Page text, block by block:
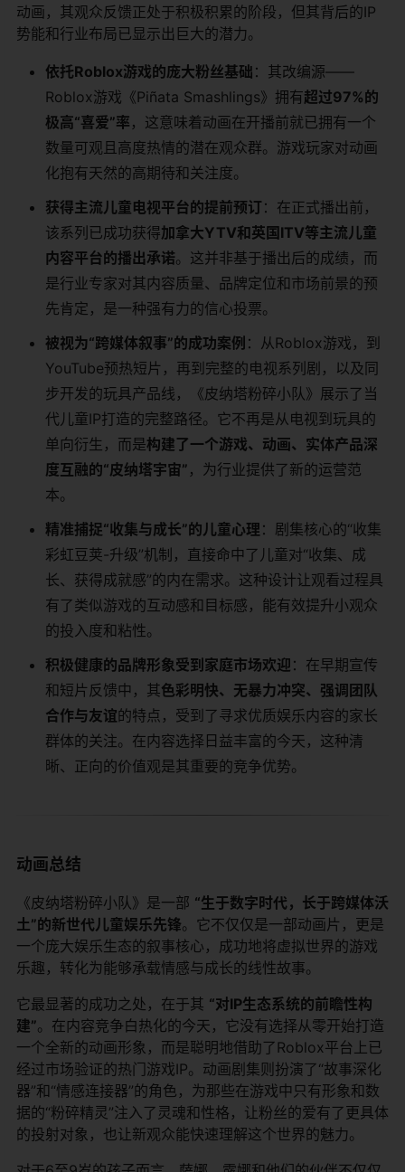
动画，其观众反馈正处于积极积累的阶段，但其背后的IP
势能和行业布局已显示出巨大的潜力。
依托Roblox游戏的庞大粉丝基础 ：其改编源——
Roblox游戏《Piñata Smashlings》拥有超过97%的
极高“喜爱”率 ，这意味着动画在开播前就已拥有一个
数量可观且高度热情的潜在观众群。游戏玩家对动画
化抱有天然的高期待和关注度。
获得主流儿童电视平台的提前预订 ：在正式播出前，
该系列已成功获得加拿大YTV和英国ITV等主流儿童
内容平台的播出承诺。这并非基于播出后的成绩，而
是行业专家对其内容质量、品牌定位和市场前景的预
先肯定，是一种强有力的信心投票。
被视为“跨媒体叙事”的成功案例 ：从Roblox游戏，到
YouTube预热短片，再到完整的电视系列剧，以及同
步开发的玩具产品线，《皮纳塔粉碎小队》展示了当
代儿童IP打造的完整路径。它不再是从电视到玩具的
单向衍生，而是构建了一个游戏、动画、实体产品深
度互融的“皮纳塔宇宙” ，为行业提供了新的运营范
本。
精准捕捉“收集与成长”的儿童心理 ：剧集核心的“收集
彩虹豆荚-升级”机制，直接命中了儿童对“收集、成
长、获得成就感”的内在需求。这种设计让观看过程具
有了类似游戏的互动感和目标感，能有效提升小观众
的投入度和粘性。
积极健康的品牌形象受到家庭市场欢迎 ：在早期宣传
和短片反馈中，其色彩明快、无暴力冲突、强调团队
合作与友谊的特点，受到了寻求优质娱乐内容的家长
群体的关注。在内容选择日益丰富的今天，这种清
晰、正向的价值观是其重要的竞争优势。
动画总结
《皮纳塔粉碎小队》是一部 “生于数字时代，长于跨媒体沃
土”的新世代儿童娱乐先锋。它不仅仅是一部动画片，更是
一个庞大娱乐生态的叙事核心，成功地将虚拟世界的游戏
乐趣，转化为能够承载情感与成长的线性故事。
它最显著的成功之处，在于其 “对IP生态系统的前瞻性构
建”。在内容竞争白热化的今天，它没有选择从零开始打造
一个全新的动画形象，而是聪明地借助了Roblox平台上已
经过市场验证的热门游戏IP。动画剧集则扮演了“故事深化
器”和“情感连接器”的角色，为那些在游戏中只有形象和数
据的“粉碎精灵”注入了灵魂和性格，让粉丝的爱有了更具体
的投射对象，也让新观众能快速理解这个世界的魅力。